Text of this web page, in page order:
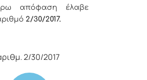
απόφαση έλαβε
2/30/2017.
2/30/2017